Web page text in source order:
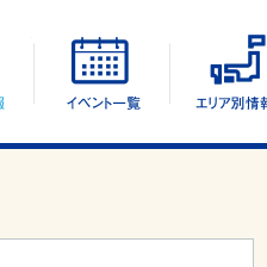
地元企業情報 イベント一覧